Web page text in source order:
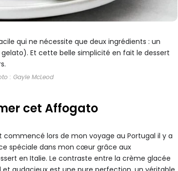
qui ne nécessite que deux ingrédients : un
Et cette belle simplicité en fait le dessert
: Gayle McLeod
cet Affogato
commencé lors de mon voyage au Portugal il y a
spéciale dans mon cœur grâce aux
en Italie. Le contraste entre la crème glacée